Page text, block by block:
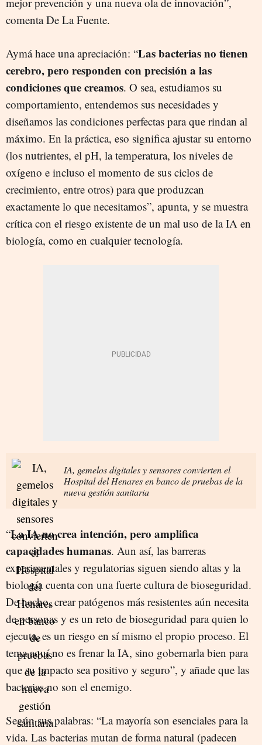
comenta De La Fuente.
Aymá hace una apreciación: “Las bacterias no tienen
cerebro, pero responden con precisión a las
condiciones que creamos. O sea, estudiamos su
comportamiento, entendemos sus necesidades y
diseñamos las condiciones perfectas para que rindan al
máximo. En la práctica, eso significa ajustar su entorno
(los nutrientes, el pH, la temperatura, los niveles de
oxígeno e incluso el momento de sus ciclos de
crecimiento, entre otros) para que produzcan
exactamente lo que necesitamos”, apunta, y se muestra
crítica con el riesgo existente de un mal uso de la IA en
biología, como en cualquier tecnología.
IA, gemelos digitales y sensores convierten el
Hospital del Henares en banco de pruebas de la
nueva gestión sanitaria
“La IA no crea intención, pero amplifica
capacidades humanas. Aun así, las barreras
experimentales y regulatorias siguen siendo altas y la
biología cuenta con una fuerte cultura de bioseguridad.
De hecho, crear patógenos más resistentes aún necesita
de personas y es un reto de bioseguridad para quien lo
ejecuta, es un riesgo en sí mismo el propio proceso. El
tema aquí no es frenar la IA, sino gobernarla bien para
que su impacto sea positivo y seguro”, y añade que las
bacterias no son el enemigo.
Según sus palabras: “La mayoría son esenciales para la
vida. Las bacterias mutan de forma natural (padecen